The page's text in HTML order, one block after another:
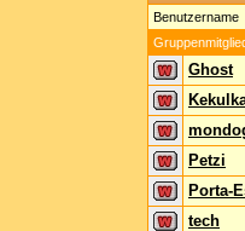
Benutzername
Ghost
Petzi
Porta-
tech